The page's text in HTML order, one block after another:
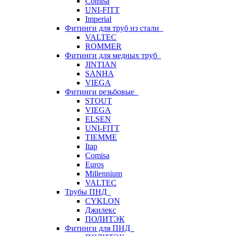
UNI-FITT
Imperial
Фитинги для труб из стали
VALTEC
ROMMER
Фитинги для медных труб
JINTIAN
SANHA
VIEGA
Фитинги резьбовые
STOUT
VIEGA
ELSEN
UNI-FITT
TIEMME
Itap
Comisa
Euros
Millennium
VALTEC
Трубы ПНД
CYKLON
Джилекс
ПОЛИТЭК
Фитинги для ПНД